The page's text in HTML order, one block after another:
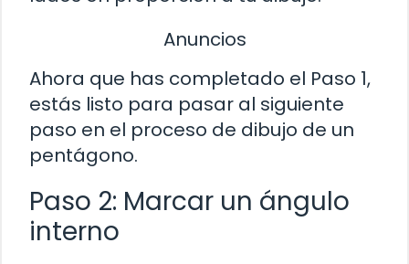
Anuncios
Ahora que has completado el Paso 1,
estás listo para pasar al siguiente
paso en el proceso de dibujo de un
pentágono.
Paso 2: Marcar un ángulo
interno